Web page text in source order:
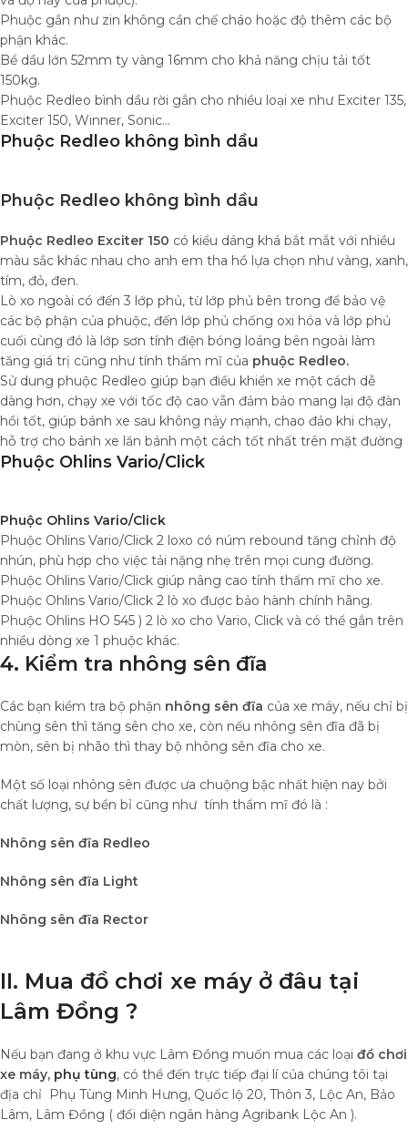
Phuộc gắn như zin không cần chế cháo hoặc độ thêm các bộ
phận khác.
Bể dầu lớn 52mm ty vàng 16mm cho khả năng chịu tải tốt
150kg.
Phuộc Redleo bình dầu rời gắn cho nhiều loại xe như Exciter 135,
Exciter 150, Winner, Sonic…
Phuộc Redleo không bình dầu
Phuộc Redleo không bình dầu
Phuộc Redleo Exciter 150 có kiểu dáng khá bắt mắt với nhiều
màu sắc khác nhau cho anh em tha hồ lựa chọn như vàng, xanh,
tím, đỏ, đen.
Lò xo ngoài có đến 3 lớp phủ, từ lớp phủ bên trong để bảo vệ
các bộ phận của phuộc, đến lớp phủ chống oxi hóa và lớp phủ
cuối cùng đó là lớp sơn tính điện bóng loáng bên ngoài làm
tăng giá trị cũng như tính thẩm mĩ của phuộc Redleo.
Sử dung phuộc Redleo giúp bạn điều khiển xe một cách dễ
dàng hơn, chạy xe với tốc độ cao vẫn đảm bảo mang lại độ đàn
hồi tốt, giúp bánh xe sau không nảy mạnh, chao đảo khi chạy,
hỗ trợ cho bánh xe lăn bánh một cách tốt nhất trên mặt đường
Phuộc Ohlins Vario/Click
Phuộc Ohlins Vario/Click
Phuộc Ohlins Vario/Click 2 loxo có núm rebound tăng chỉnh độ
nhún, phù hợp cho việc tải nặng nhẹ trên mọi cung đường.
Phuộc Ohlins Vario/Click giúp nâng cao tính thẩm mĩ cho xe.
Phuộc Ohlins Vario/Click 2 lò xo được bảo hành chính hãng.
Phuộc Ohlins HO 545 ) 2 lò xo cho Vario, Click và có thể gắn trên
nhiều dòng xe 1 phuộc khác.
4. Kiểm tra nhông sên đĩa
Các bạn kiểm tra bộ phận nhông sên đĩa của xe máy, nếu chỉ bị
chùng sên thì tăng sên cho xe, còn nếu nhông sên đĩa đã bị
mòn, sên bị nhão thì thay bộ nhông sên đĩa cho xe.
Một số loại nhông sên được ưa chuộng bậc nhất hiện nay bởi
chất lượng, sự bền bỉ cũng như tính thẩm mĩ đó là :
Nhông sên đĩa Redleo
Nhông sên đĩa Light
Nhông sên đĩa Rector
II. Mua đồ chơi xe máy ở đâu tại
Lâm Đồng ?
Nếu bạn đang ở khu vực Lâm Đồng muốn mua các loại đồ chơi
xe máy, phụ tùng, có thể đến trực tiếp đại lí của chúng tôi tại
địa chỉ Phụ Tùng Minh Hưng, Quốc lộ 20, Thôn 3, Lộc An, Bảo
Lâm, Lâm Đồng ( đối diện ngân hàng Agribank Lộc An ).